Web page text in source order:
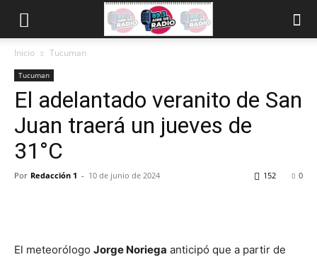
Inicio Tucuman
Tucuman
El adelantado veranito de San
Juan traerá un jueves de
31°C
Por Redacción 1 - 10 de junio de 2024 0
152
El meteorólogo Jorge Noriega anticipó que a partir de